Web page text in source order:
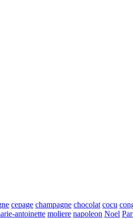
cepage champagne chocolat cocu
antoinette moliere napoleon Noel